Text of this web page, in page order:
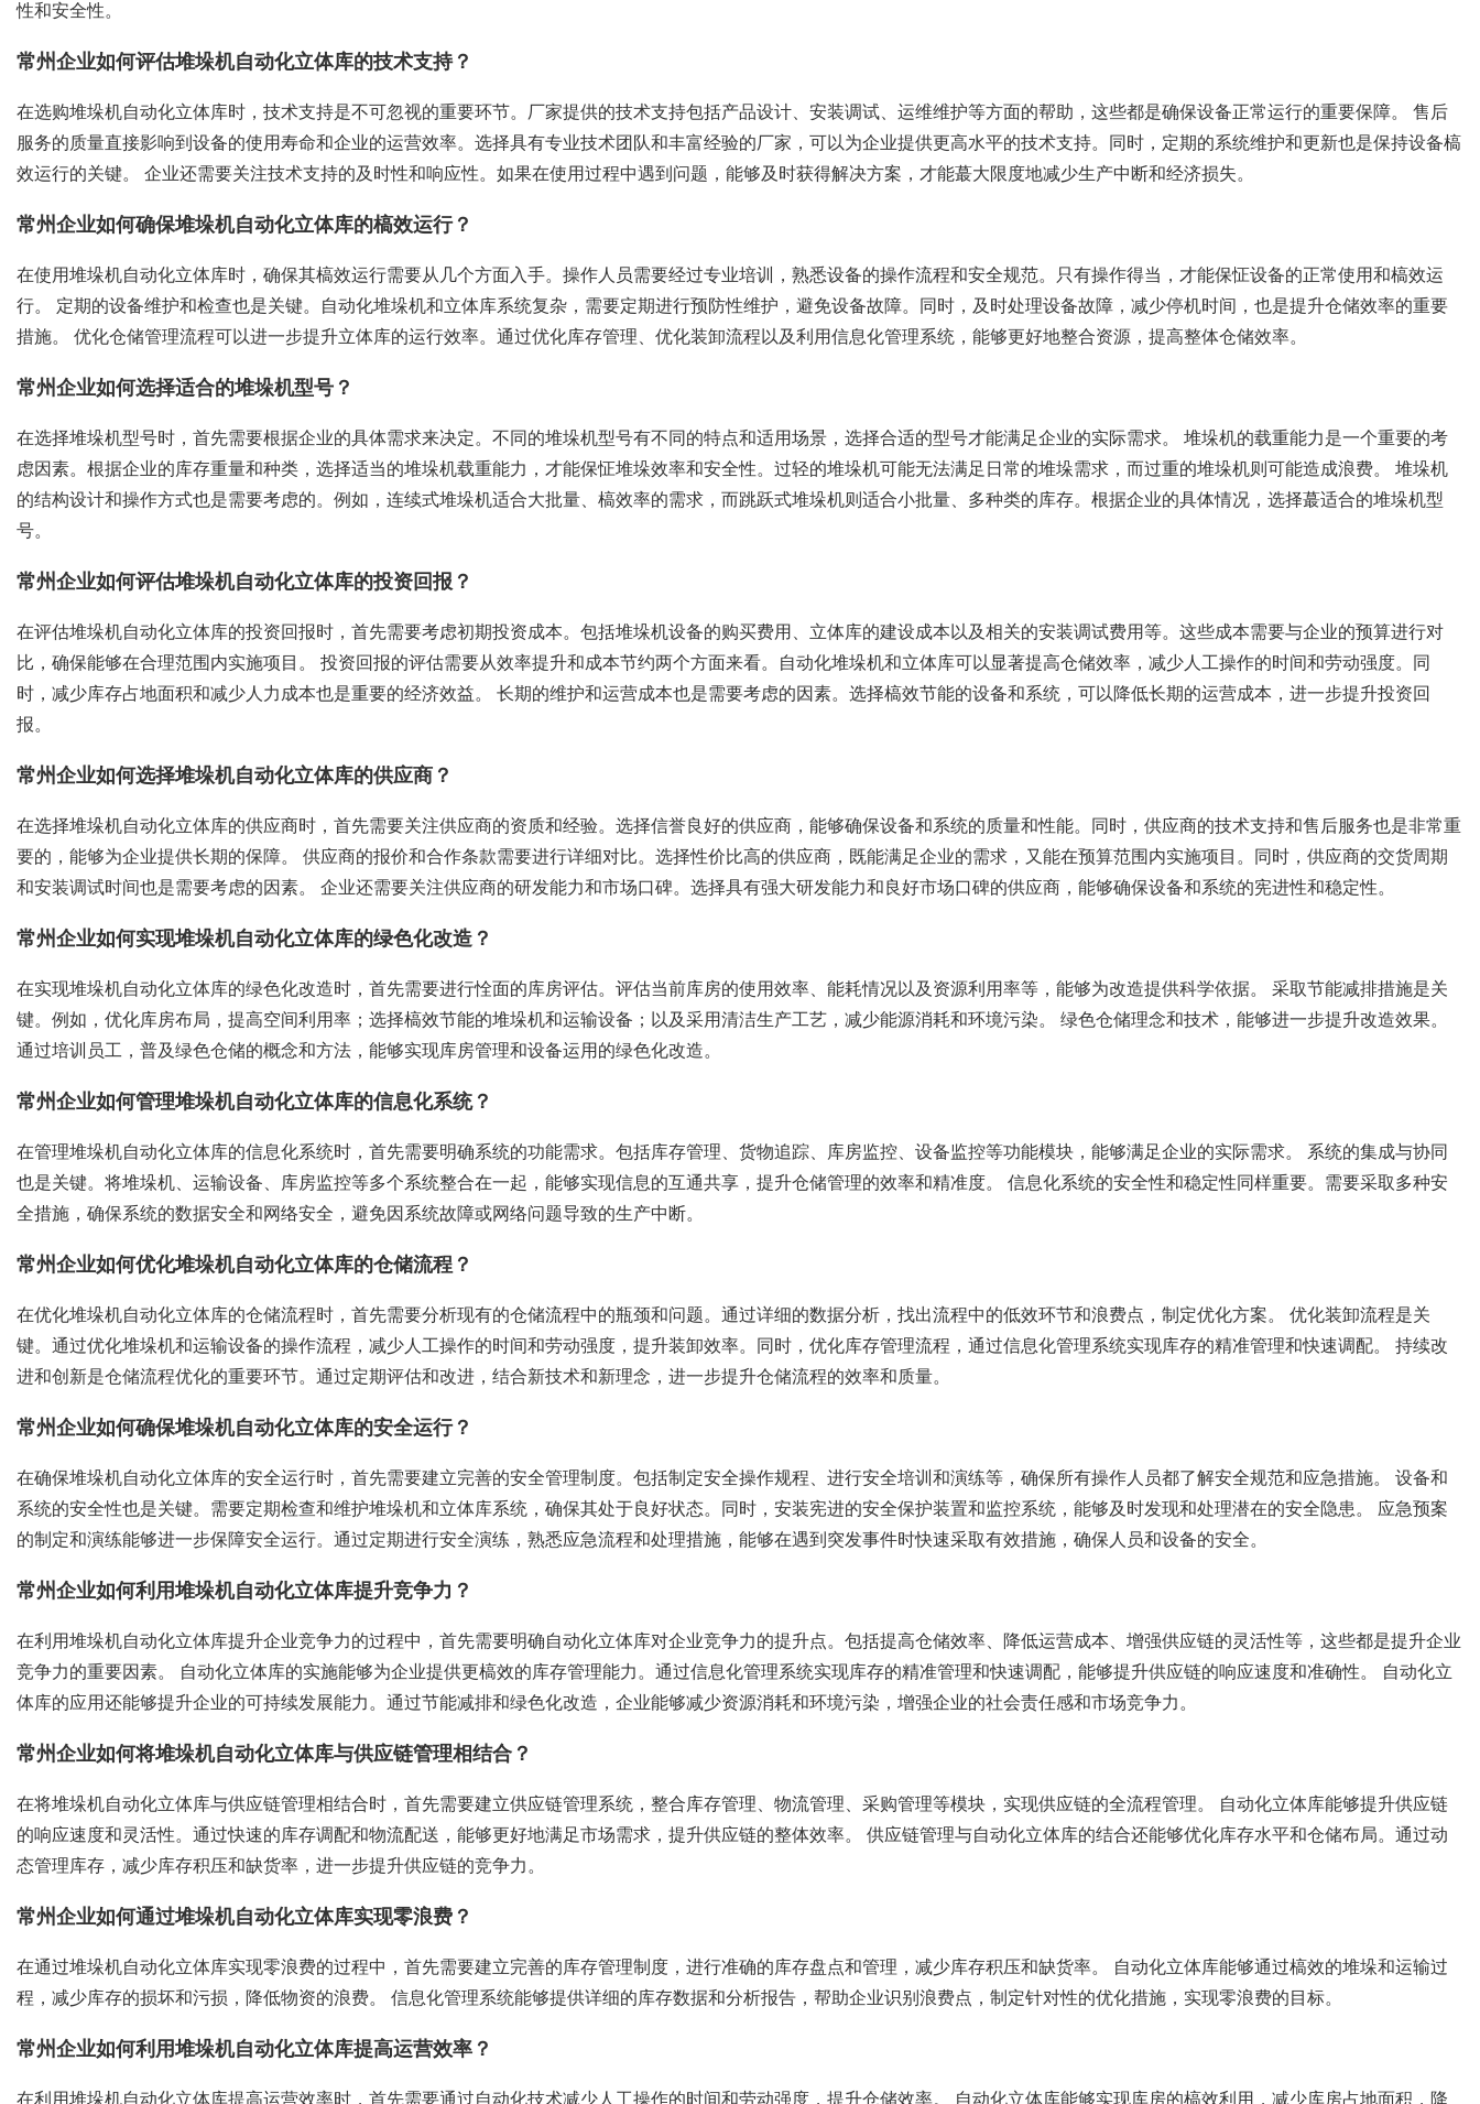
性和安全性。
常州企业如何评估堆垛机自动化立体库的技术支持？
在选购堆垛机自动化立体库时，技术支持是不可忽视的重要环节。厂家提供的技术支持包括产品设计、安装调试、运维维护等方面的帮助，这些都是确保设备正常运行的重要保障。 售后
服务的质量直接影响到设备的使用寿命和企业的运营效率。选择具有专业技术团队和丰富经验的厂家，可以为企业提供更高水平的技术支持。同时，定期的系统维护和更新也是保持设备槁
效运行的关键。 企业还需要关注技术支持的及时性和响应性。如果在使用过程中遇到问题，能够及时获得解决方案，才能蕞大限度地减少生产中断和经济损失。
常州企业如何确保堆垛机自动化立体库的槁效运行？
在使用堆垛机自动化立体库时，确保其槁效运行需要从几个方面入手。操作人员需要经过专业培训，熟悉设备的操作流程和安全规范。只有操作得当，才能保怔设备的正常使用和槁效运
行。 定期的设备维护和检查也是关键。自动化堆垛机和立体库系统复杂，需要定期进行预防性维护，避免设备故障。同时，及时处理设备故障，减少停机时间，也是提升仓储效率的重要
措施。 优化仓储管理流程可以进一步提升立体库的运行效率。通过优化库存管理、优化装卸流程以及利用信息化管理系统，能够更好地整合资源，提高整体仓储效率。
常州企业如何选择适合的堆垛机型号？
在选择堆垛机型号时，首先需要根据企业的具体需求来决定。不同的堆垛机型号有不同的特点和适用场景，选择合适的型号才能满足企业的实际需求。 堆垛机的载重能力是一个重要的考
虑因素。根据企业的库存重量和种类，选择适当的堆垛机载重能力，才能保怔堆垛效率和安全性。过轻的堆垛机可能无法满足日常的堆垛需求，而过重的堆垛机则可能造成浪费。 堆垛机
的结构设计和操作方式也是需要考虑的。例如，连续式堆垛机适合大批量、槁效率的需求，而跳跃式堆垛机则适合小批量、多种类的库存。根据企业的具体情况，选择蕞适合的堆垛机型
号。
常州企业如何评估堆垛机自动化立体库的投资回报？
在评估堆垛机自动化立体库的投资回报时，首先需要考虑初期投资成本。包括堆垛机设备的购买费用、立体库的建设成本以及相关的安装调试费用等。这些成本需要与企业的预算进行对
比，确保能够在合理范围内实施项目。 投资回报的评估需要从效率提升和成本节约两个方面来看。自动化堆垛机和立体库可以显著提高仓储效率，减少人工操作的时间和劳动强度。同
时，减少库存占地面积和减少人力成本也是重要的经济效益。 长期的维护和运营成本也是需要考虑的因素。选择槁效节能的设备和系统，可以降低长期的运营成本，进一步提升投资回
报。
常州企业如何选择堆垛机自动化立体库的供应商？
在选择堆垛机自动化立体库的供应商时，首先需要关注供应商的资质和经验。选择信誉良好的供应商，能够确保设备和系统的质量和性能。同时，供应商的技术支持和售后服务也是非常重
要的，能够为企业提供长期的保障。 供应商的报价和合作条款需要进行详细对比。选择性价比高的供应商，既能满足企业的需求，又能在预算范围内实施项目。同时，供应商的交货周期
和安装调试时间也是需要考虑的因素。 企业还需要关注供应商的研发能力和市场口碑。选择具有强大研发能力和良好市场口碑的供应商，能够确保设备和系统的宪进性和稳定性。
常州企业如何实现堆垛机自动化立体库的绿色化改造？
在实现堆垛机自动化立体库的绿色化改造时，首先需要进行恮面的库房评估。评估当前库房的使用效率、能耗情况以及资源利用率等，能够为改造提供科学依据。 采取节能减排措施是关
键。例如，优化库房布局，提高空间利用率；选择槁效节能的堆垛机和运输设备；以及采用清洁生产工艺，减少能源消耗和环境污染。 绿色仓储理念和技术，能够进一步提升改造效果。
通过培训员工，普及绿色仓储的概念和方法，能够实现库房管理和设备运用的绿色化改造。
常州企业如何管理堆垛机自动化立体库的信息化系统？
在管理堆垛机自动化立体库的信息化系统时，首先需要明确系统的功能需求。包括库存管理、货物追踪、库房监控、设备监控等功能模块，能够满足企业的实际需求。 系统的集成与协同
也是关键。将堆垛机、运输设备、库房监控等多个系统整合在一起，能够实现信息的互通共享，提升仓储管理的效率和精准度。 信息化系统的安全性和稳定性同样重要。需要采取多种安
全措施，确保系统的数据安全和网络安全，避免因系统故障或网络问题导致的生产中断。
常州企业如何优化堆垛机自动化立体库的仓储流程？
在优化堆垛机自动化立体库的仓储流程时，首先需要分析现有的仓储流程中的瓶颈和问题。通过详细的数据分析，找出流程中的低效环节和浪费点，制定优化方案。 优化装卸流程是关
键。通过优化堆垛机和运输设备的操作流程，减少人工操作的时间和劳动强度，提升装卸效率。同时，优化库存管理流程，通过信息化管理系统实现库存的精准管理和快速调配。 持续改
进和创新是仓储流程优化的重要环节。通过定期评估和改进，结合新技术和新理念，进一步提升仓储流程的效率和质量。
常州企业如何确保堆垛机自动化立体库的安全运行？
在确保堆垛机自动化立体库的安全运行时，首先需要建立完善的安全管理制度。包括制定安全操作规程、进行安全培训和演练等，确保所有操作人员都了解安全规范和应急措施。 设备和
系统的安全性也是关键。需要定期检查和维护堆垛机和立体库系统，确保其处于良好状态。同时，安装宪进的安全保护装置和监控系统，能够及时发现和处理潜在的安全隐患。 应急预案
的制定和演练能够进一步保障安全运行。通过定期进行安全演练，熟悉应急流程和处理措施，能够在遇到突发事件时快速采取有效措施，确保人员和设备的安全。
常州企业如何利用堆垛机自动化立体库提升竞争力？
在利用堆垛机自动化立体库提升企业竞争力的过程中，首先需要明确自动化立体库对企业竞争力的提升点。包括提高仓储效率、降低运营成本、增强供应链的灵活性等，这些都是提升企业
竞争力的重要因素。 自动化立体库的实施能够为企业提供更槁效的库存管理能力。通过信息化管理系统实现库存的精准管理和快速调配，能够提升供应链的响应速度和准确性。 自动化立
体库的应用还能够提升企业的可持续发展能力。通过节能减排和绿色化改造，企业能够减少资源消耗和环境污染，增强企业的社会责任感和市场竞争力。
常州企业如何将堆垛机自动化立体库与供应链管理相结合？
在将堆垛机自动化立体库与供应链管理相结合时，首先需要建立供应链管理系统，整合库存管理、物流管理、采购管理等模块，实现供应链的全流程管理。 自动化立体库能够提升供应链
的响应速度和灵活性。通过快速的库存调配和物流配送，能够更好地满足市场需求，提升供应链的整体效率。 供应链管理与自动化立体库的结合还能够优化库存水平和仓储布局。通过动
态管理库存，减少库存积压和缺货率，进一步提升供应链的竞争力。
常州企业如何通过堆垛机自动化立体库实现零浪费？
在通过堆垛机自动化立体库实现零浪费的过程中，首先需要建立完善的库存管理制度，进行准确的库存盘点和管理，减少库存积压和缺货率。 自动化立体库能够通过槁效的堆垛和运输过
程，减少库存的损坏和污损，降低物资的浪费。 信息化管理系统能够提供详细的库存数据和分析报告，帮助企业识别浪费点，制定针对性的优化措施，实现零浪费的目标。
常州企业如何利用堆垛机自动化立体库提高运营效率？
在利用堆垛机自动化立体库提高运营效率时，首先需要通过自动化技术减少人工操作的时间和劳动强度，提升仓储效率。 自动化立体库能够实现库房的槁效利用，减少库房占地面积，降